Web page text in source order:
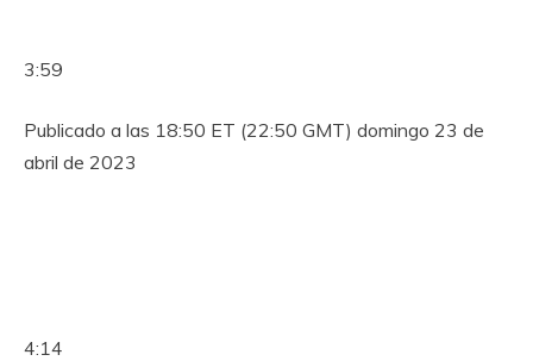
3:59
Publicado a las 18:50 ET (22:50 GMT) domingo 23 de
abril de 2023
4:14